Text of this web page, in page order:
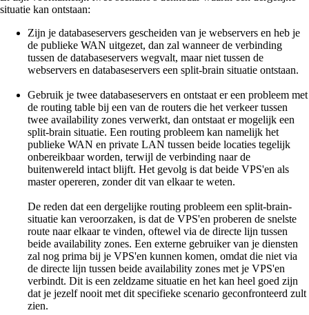
situatie kan ontstaan:
Zijn je databaseservers gescheiden van je webservers en heb je
de publieke WAN uitgezet, dan zal wanneer de verbinding
tussen de databaseservers wegvalt, maar niet tussen de
webservers en databaseservers een split-brain situatie ontstaan.
Gebruik je twee databaseservers en ontstaat er een probleem met
de routing table bij een van de routers die het verkeer tussen
twee availability zones verwerkt, dan ontstaat er mogelijk een
split-brain situatie. Een routing probleem kan namelijk het
publieke WAN en private LAN tussen beide locaties tegelijk
onbereikbaar worden, terwijl de verbinding naar de
buitenwereld intact blijft. Het gevolg is dat beide VPS'en als
master opereren, zonder dit van elkaar te weten.
De reden dat een dergelijke routing probleem een split-brain-
situatie kan veroorzaken, is dat de VPS'en proberen de snelste
route naar elkaar te vinden, oftewel via de directe lijn tussen
beide availability zones. Een externe gebruiker van je diensten
zal nog prima bij je VPS'en kunnen komen, omdat die niet via
de directe lijn tussen beide availability zones met je VPS'en
verbindt. Dit is een zeldzame situatie en het kan heel goed zijn
dat je jezelf nooit met dit specifieke scenario geconfronteerd zult
zien.